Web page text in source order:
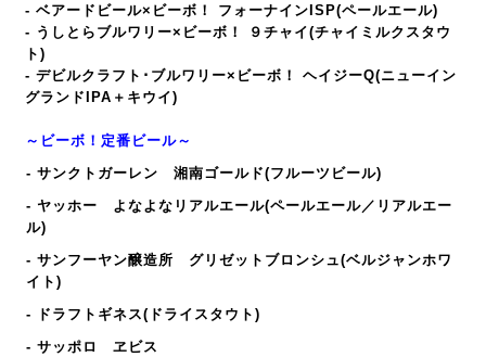
- ベアードビール×ビーボ！ フォーナインISP(ペールエール)
- うしとらブルワリー×ビーボ！ ９チャイ(チャイミルクスタウ
ト)
- デビルクラフト･ブルワリー×ビーボ！ ヘイジーQ(ニューイン
グランドIPA＋キウイ)
～ビーボ！定番ビール～
- サンクトガーレン 湘南ゴールド(フルーツビール)
- ヤッホー よなよなリアルエール(ペールエール／リアルエー
ル)
- サンフーヤン醸造所 グリゼットブロンシュ(ベルジャンホワ
イト)
- ドラフトギネス(ドライスタウト)
- サッポロ ヱビス